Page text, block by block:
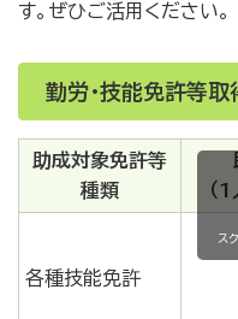
す。ぜひご活用ください。
勤労・技能免許等
助成対象免許等
種類
（
各種技能免許
ス